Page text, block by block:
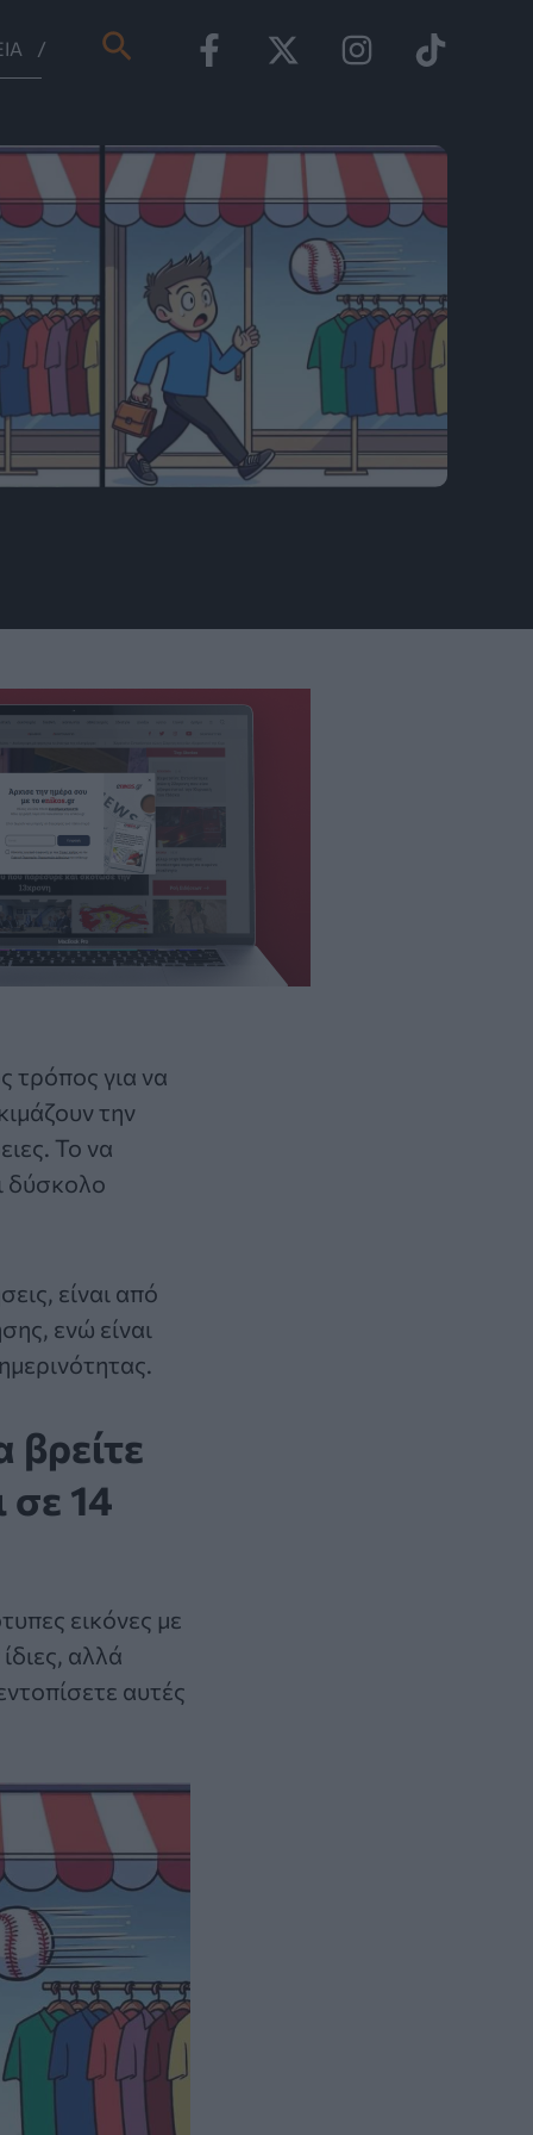
Αναζήτηση
τρόπος για να
την
Το να
δύσκολο
είναι από
ενώ είναι
σε 14
εικόνες με
αλλά
αυτές